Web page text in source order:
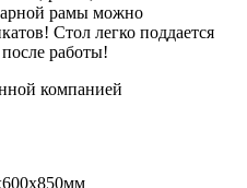
рамы можно
Стол легко поддается
работы!
компанией